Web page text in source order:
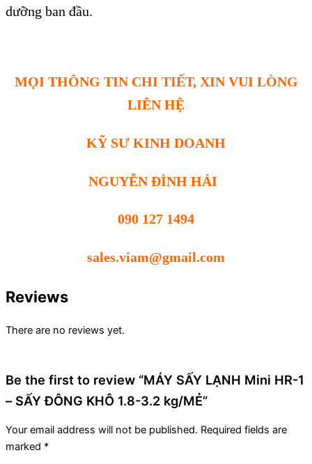
dưỡng ban đầu.
MỌI THÔNG TIN CHI TIẾT, XIN VUI LÒNG
LIÊN HỆ
KỸ SƯ KINH DOANH
NGUYỄN ĐÌNH HẢI
090 127 1494
sales.viam@gmail.com
Reviews
There are no reviews yet.
Be the first to review “MÁY SẤY LẠNH Mini HR-1
– SẤY ĐÔNG KHÔ 1.8-3.2 kg/MẺ”
Your email address will not be published. Required fields are
marked *